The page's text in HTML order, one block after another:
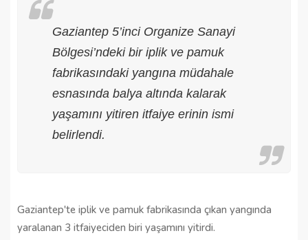
Gaziantep 5’inci Organize Sanayi
Bölgesi’ndeki bir iplik ve pamuk
fabrikasındaki yangına müdahale
esnasında balya altında kalarak
yaşamını yitiren itfaiye erinin ismi
belirlendi.
Gaziantep'te iplik ve pamuk fabrikasında çıkan yangında
yaralanan 3 itfaiyeciden biri yaşamını yitirdi.